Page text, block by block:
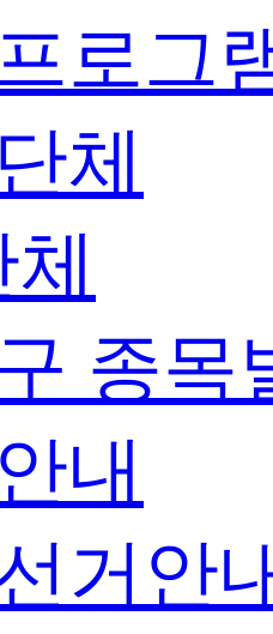
로그
체
종목
내
거안